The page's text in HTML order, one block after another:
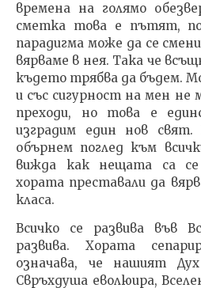
времена на голямо
сметка това е пътят,
парадигма може да се
вярваме в нея. Така че
където трябва да бъдем.
и със сигурност на мен не
преходи, но това е
изградим един нов свят.
обърнем поглед към
вижда как нещата са се
хората преставали да
класа.
Всичко се развива във
развива. Хората
означава, че нашият
Свръхдуша еволюира,